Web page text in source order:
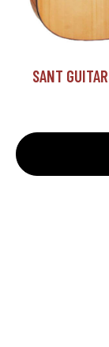
SANT